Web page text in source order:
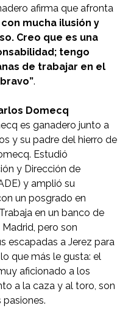
afirma que afronta
mucha ilusión y
Creo que es una
tengo
de trabajar en el
.
Domecq
es ganadero junto a
y su padre del hierro de
Estudió
y Dirección de
y amplió su
un posgrado en
en un banco de
pero son
escapadas a Jerez para
que más le gusta: el
aficionado a los
a la caza y al toro, son
pasiones.